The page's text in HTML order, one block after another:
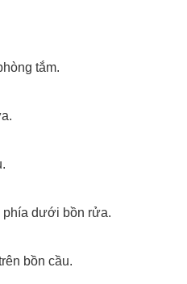
tắm.
phía dưới bồn rửa.
bồn cầu.